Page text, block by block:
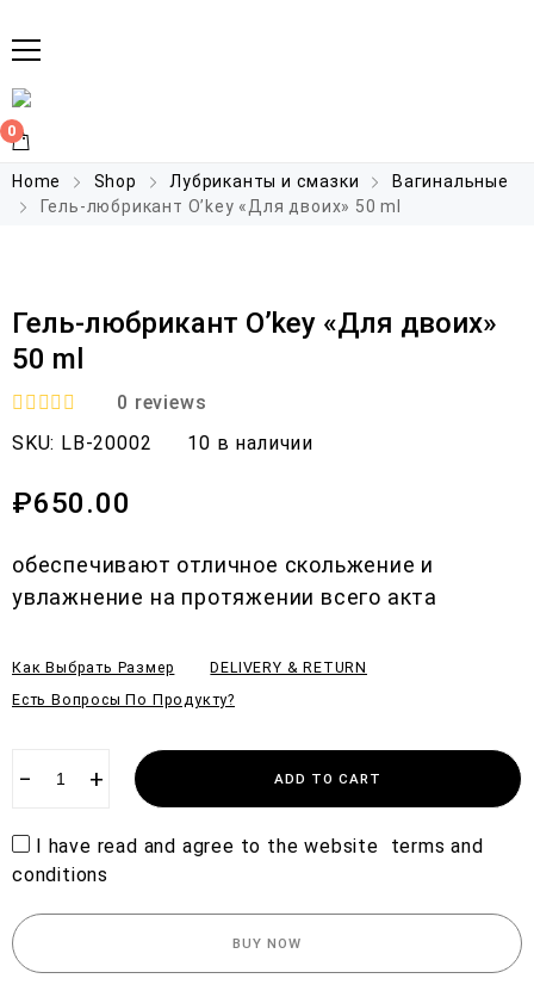
0
Home Shop Лубриканты и смазки
Вагинальные
Гель-любрикант O’key «Для двоих» 50 ml
Гель-любрикант O’key «Для двоих»
50 ml
R
a
e
d
u
t
o
0 reviews
SKU: LB-20002 10 в наличии
₽650.00
обеспечивают отличное скольжение и
увлажнение на протяжении всего акта
Как Выбрать Размер
DELIVERY & RETURN
Есть Вопросы По Продукту?
− + ADD TO CART
I have read and agree to the website
terms and
conditions
BUY NOW